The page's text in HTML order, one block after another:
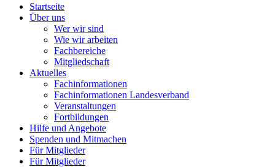
Startseite
Über uns
Wer wir sind
Wie wir arbeiten
Fachbereiche
Mitgliedschaft
Aktuelles
Fachinformationen
Fachinformationen Landesverband
Veranstaltungen
Fortbildungen
Hilfe und Angebote
Spenden und Mitmachen
Für Mitglieder
Für Mitglieder